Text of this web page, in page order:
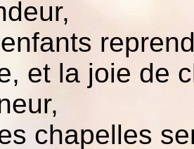
et la joie de
chapelles